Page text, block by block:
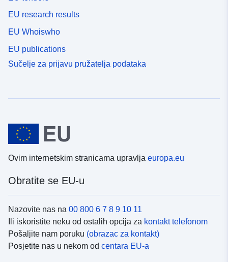
EU research results
EU Whoiswho
EU publications
Sučelje za prijavu pružatelja podataka
Ovim internetskim stranicama upravlja europa.eu
Obratite se EU-u
Nazovite nas na 00 800 6 7 8 9 10 11
Ili iskoristite neku od ostalih opcija za kontakt telefonom
Pošaljite nam poruku (obrazac za kontakt)
Posjetite nas u nekom od centara EU-a